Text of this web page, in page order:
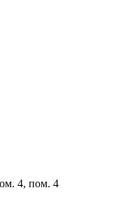
4, пом. 4